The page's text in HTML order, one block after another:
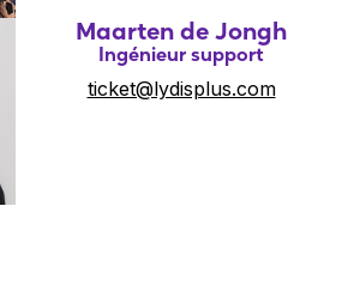
Maarten de Jongh
Ingénieur support
ticket@lydisplus.com